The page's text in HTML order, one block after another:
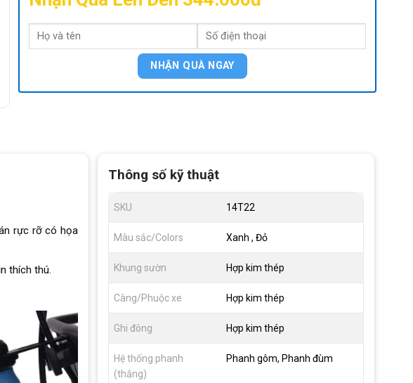
rực rỡ có họa
thích thú.
Thông số kỹ thuật
SKU 14T22
Màu sắc/Colors Xanh , Đỏ
Khung sườn Hợp kim thép
Càng/Phuộc xe Hợp kim thép
Ghi đông Hợp kim thép
Hệ thống phanh
(thắng)
Phanh gôm, Phanh đùm